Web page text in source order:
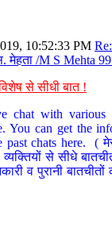
10:52:33 PM
मेहता /M S Mehta
से सीधी बात !
chat with various
You can get the
past chats here. (
से सीधे
व पुरानी